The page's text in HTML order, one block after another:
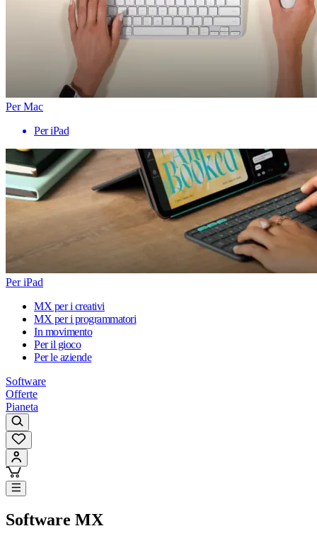
Per Mac
Per iPad
Per iPad
MX per i creativi
MX per i programmatori
In movimento
Per il gioco
Per le aziende
Software
Offerte
Pianeta
Software MX